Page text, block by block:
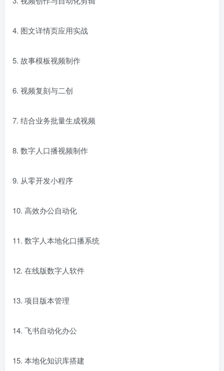
4. 图文详情页应用实战
5. 故事模板视频制作
6. 视频复刻与二创
7. 结合业务批量生成视频
8. 数字人口播视频制作
9. 从零开发小程序
10. 高效办公自动化
11. 数字人本地化口播系统
12. 在线版数字人软件
13. 项目版本管理
14. 飞书自动化办公
15. 本地化知识库搭建